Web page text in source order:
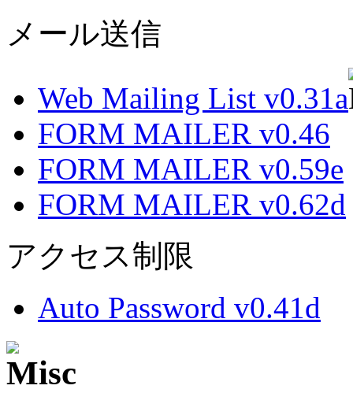
メール送信
Web Mailing List v0.31a
FORM MAILER v0.46
FORM MAILER v0.59e
FORM MAILER v0.62d
アクセス制限
Auto Password v0.41d